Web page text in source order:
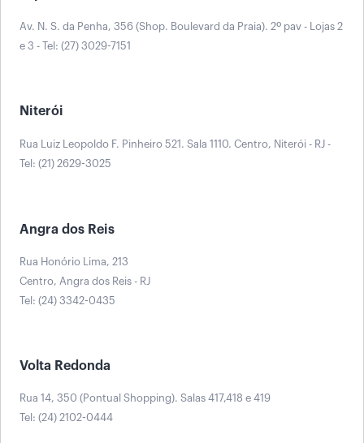
Av. N. S. da Penha, 356 (Shop. Boulevard da Praia). 2º pav - Lojas 2
e 3 - Tel: (27) 3029-7151
Niterói
Rua Luiz Leopoldo F. Pinheiro 521. Sala 1110. Centro, Niterói - RJ -
Tel: (21) 2629-3025
Angra dos Reis
Rua Honório Lima, 213
Centro, Angra dos Reis - RJ
Tel: (24) 3342-0435
Volta Redonda
Rua 14, 350 (Pontual Shopping). Salas 417,418 e 419
Tel: (24) 2102-0444